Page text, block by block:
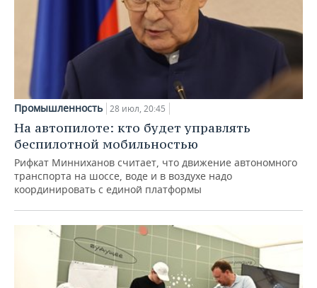
Промышленность 28 июл, 20:45
На автопилоте: кто будет управлять
беспилотной мобильностью
Рифкат Минниханов считает, что движение автономного
транспорта на шоссе, воде и в воздухе надо
координировать с единой платформы